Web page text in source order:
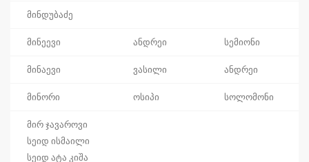
მინდუბაძე
მინეევი ანდრეი სემიონი
მინაევი ვასილი ანდრეი
მინორი ოსიპი სოლომონი
მირ ჯავაროვი
სეიდ ისმაილი
სეიდ ატა კიშა